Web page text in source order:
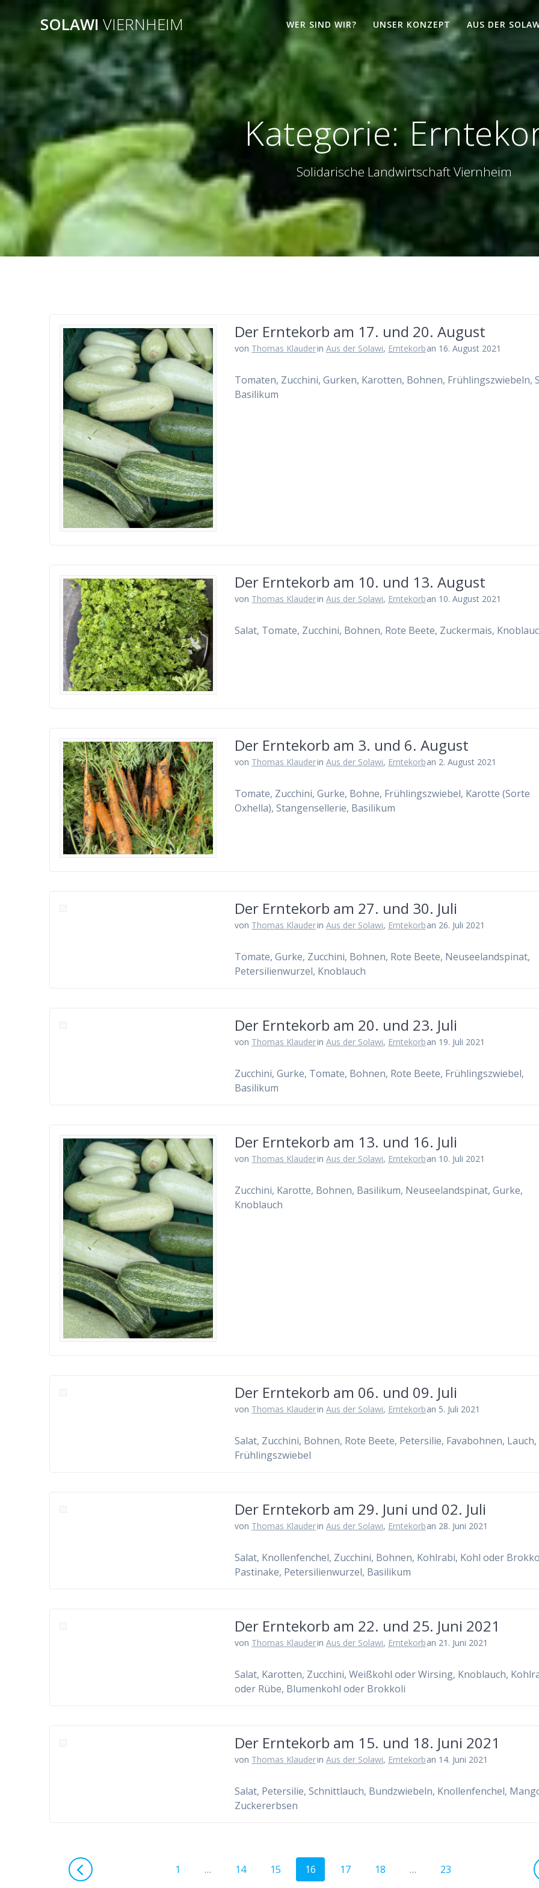
SOLAWIVIERNHEIM WER SIND WIR? UNSER KONZEPT AUS DER
Kategorie:
Solidarische Landwirtschaft Viernheim
Der Erntekorb am 17. und 20. August
von Thomas Klauderin Aus der Solawi, Erntekorban 16. August 2021
Tomaten, Zucchini, Gurken, Karotten, Bohnen, Frühlingszwiebeln,
Basilikum
Der Erntekorb am 10. und 13. August
von Thomas Klauderin Aus der Solawi, Erntekorban 10. August 2021
Salat, Tomate, Zucchini, Bohnen, Rote Beete, Zuckermais,
Der Erntekorb am 3. und 6. August
von Thomas Klauderin Aus der Solawi, Erntekorban 2. August 2021
Tomate, Zucchini, Gurke, Bohne, Frühlingszwiebel, Karotte (Sorte
Oxhella), Stangensellerie, Basilikum
Der Erntekorb am 27. und 30. Juli
von Thomas Klauderin Aus der Solawi, Erntekorban 26. Juli 2021
Tomate, Gurke, Zucchini, Bohnen, Rote Beete, Neuseelandspinat,
Petersilienwurzel, Knoblauch
Der Erntekorb am 20. und 23. Juli
von Thomas Klauderin Aus der Solawi, Erntekorban 19. Juli 2021
Zucchini, Gurke, Tomate, Bohnen, Rote Beete, Frühlingszwiebel,
Basilikum
Der Erntekorb am 13. und 16. Juli
von Thomas Klauderin Aus der Solawi, Erntekorban 10. Juli 2021
Zucchini, Karotte, Bohnen, Basilikum, Neuseelandspinat, Gurke,
Knoblauch
Der Erntekorb am 06. und 09. Juli
von Thomas Klauderin Aus der Solawi, Erntekorban 5. Juli 2021
Salat, Zucchini, Bohnen, Rote Beete, Petersilie, Favabohnen, Lauch,
Frühlingszwiebel
Der Erntekorb am 29. Juni und 02. Juli
von Thomas Klauderin Aus der Solawi, Erntekorban 28. Juni 2021
Salat, Knollenfenchel, Zucchini, Bohnen, Kohlrabi, Kohl oder
Pastinake, Petersilienwurzel, Basilikum
Der Erntekorb am 22. und 25. Juni 2021
von Thomas Klauderin Aus der Solawi, Erntekorban 21. Juni 2021
Salat, Karotten, Zucchini, Weißkohl oder Wirsing, Knoblauch,
oder Rübe, Blumenkohl oder Brokkoli
Der Erntekorb am 15. und 18. Juni 2021
von Thomas Klauderin Aus der Solawi, Erntekorban 14. Juni 2021
Salat, Petersilie, Schnittlauch, Bundzwiebeln, Knollenfenchel,
Zuckererbsen
Beitragsnavigation
Seite
1 … Seite
14 Seite
15 Seite
16 Seite
17 Seite
18 … Seite
23